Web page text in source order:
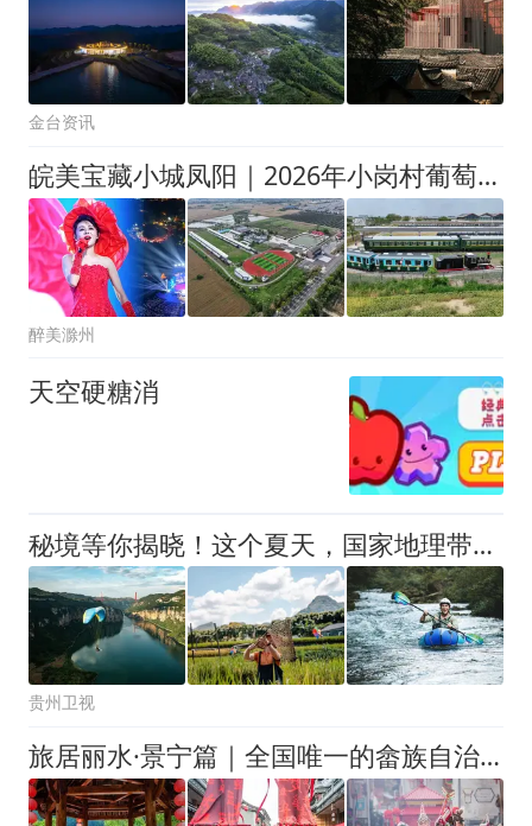
金台资讯
皖美宝藏小城凤阳｜2026年小岗村葡萄文化旅游季系列活动即将震撼来袭
醉美滁州
天空硬糖消
秘境等你揭晓！这个夏天，国家地理带你去贵州避避暑！
贵州卫视
旅居丽水·景宁篇｜全国唯一的畲族自治县，藏着夏日不用挤人的快乐